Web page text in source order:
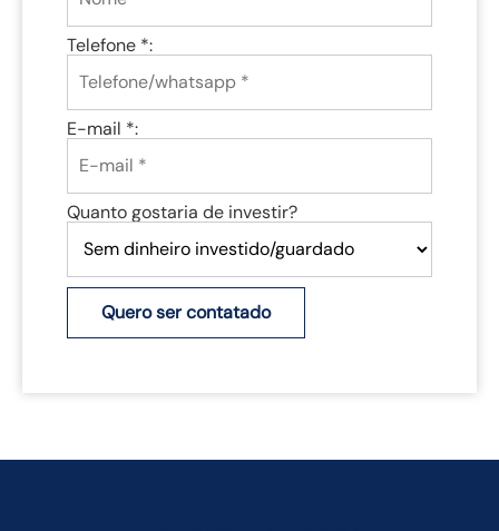
Telefone *:
E-mail *:
Quanto gostaria de investir?
Quero ser contatado